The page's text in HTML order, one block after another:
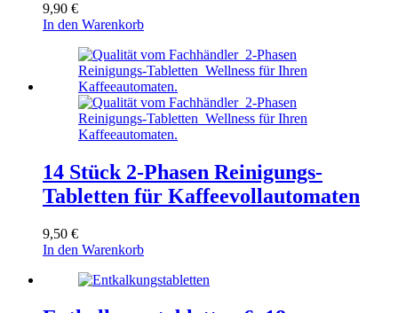
9,90 €
In den Warenkorb
14 Stück 2-Phasen Reinigungs-
Tabletten für Kaffeevollautomaten
9,50 €
In den Warenkorb